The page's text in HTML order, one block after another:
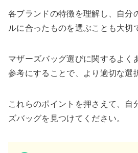
各ブランドの特徴を理解し、自分
ルに合ったものを選ぶことも大切
マザーズバッグ選びに関するよく
参考にすることで、より適切な選
これらのポイントを押さえて、自
ズバッグを見つけてください。